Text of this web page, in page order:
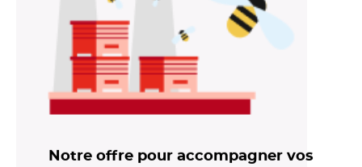
Notre offre pour accompagner vos